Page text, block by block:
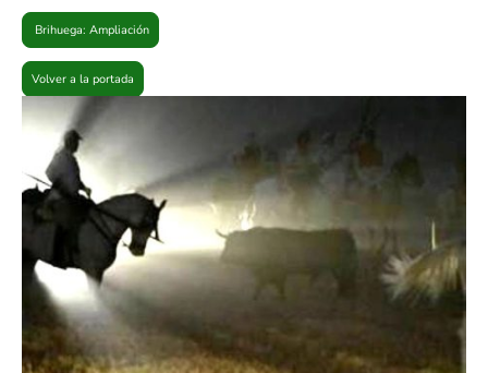
Brihuega: Ampliación
Volver a la portada